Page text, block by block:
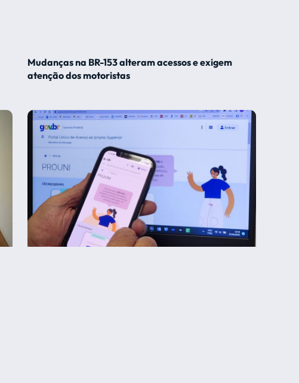
Mudanças na BR-153 alteram acessos e exigem
atenção dos motoristas